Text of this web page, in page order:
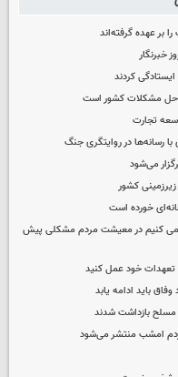
بر عهده گرفته‌اند
خبرنگار
کردند
حل مشکلات کشور است
تجارت
رسانه‌ها در روایتگری جنگ
می‌شود
خورده است
می کنیم در معیشت مردم مشکلی پیش
تعهدات خود عمل کنید
باید ادامه یابد
امشب منتشر می‌شود